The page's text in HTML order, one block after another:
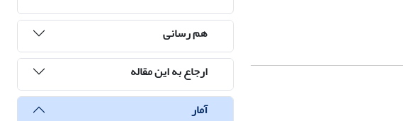
هم رسانی
ارجاع به این مقاله
آمار